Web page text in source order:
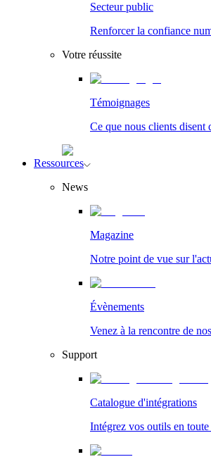
Secteur public
Renforcer la confiance
Votre réussite
Témoignages
Ce que nous clients disent
Ressources
News
Magazine
Notre point de vue sur
Évènements
Venez à la rencontre de
Support
Catalogue d'intégrations
Intégrez vos outils en